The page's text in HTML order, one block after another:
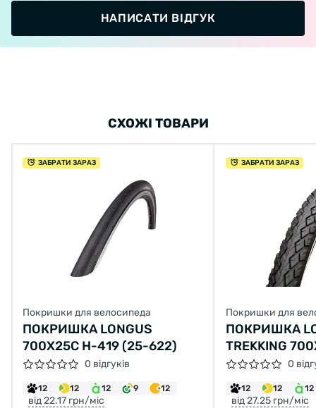
НАПИСАТИ ВІДГУК
СХОЖІ ТОВАРИ
ЗАБРАТИ ЗАРАЗ
Покришки для велосипеда
ПОКРИШКА LONGUS
700X25C H-419 (25-622)
0 відгуків
12 12 12 9 12
від 22.17 грн/міс
ЗАБРАТИ ЗАРАЗ
Покришки для
ПОКРИШКА
TREKKING
(42-622)
0
12 12 12
від 27.25 грн/міс